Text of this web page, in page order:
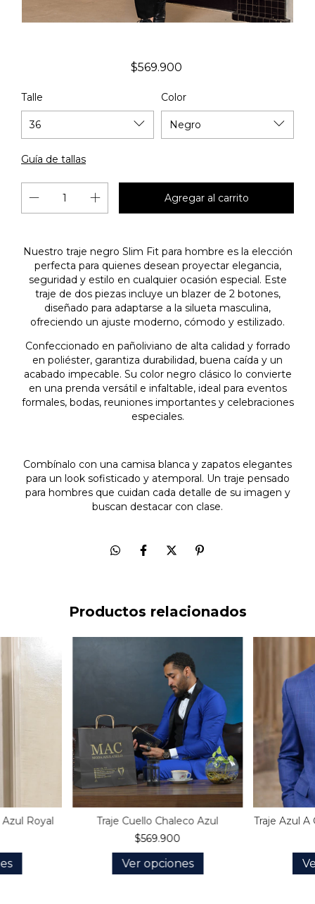
$569.900
Talle Color
Guía de tallas
Nuestro traje negro Slim Fit para hombre es la elección
perfecta para quienes desean proyectar elegancia,
seguridad y estilo en cualquier ocasión especial. Este
traje de dos piezas incluye un blazer de 2 botones,
diseñado para adaptarse a la silueta masculina,
ofreciendo un ajuste moderno, cómodo y estilizado.
Confeccionado en pañoliviano de alta calidad y forrado
en poliéster, garantiza durabilidad, buena caída y un
acabado impecable. Su color negro clásico lo convierte
en una prenda versátil e infaltable, ideal para eventos
formales, bodas, reuniones importantes y celebraciones
especiales.
Combínalo con una camisa blanca y zapatos elegantes
para un look sofisticado y atemporal. Un traje pensado
para hombres que cuidan cada detalle de su imagen y
buscan destacar con clase.
Productos relacionados
Royal
Traje Cuello Chaleco Azul
$569.900
Ver opciones
Traje Azul